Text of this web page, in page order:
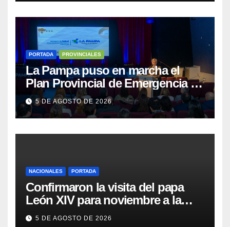
PORTADA PROVINCIALES
La Pampa puso en marcha el
Plan Provincial de Emergencia en
Salud Mental
5 DE AGOSTO DE 2026
NACIONALES PORTADA
Confirmaron la visita del papa
León XIV para noviembre a la
Argentina
5 DE AGOSTO DE 2026